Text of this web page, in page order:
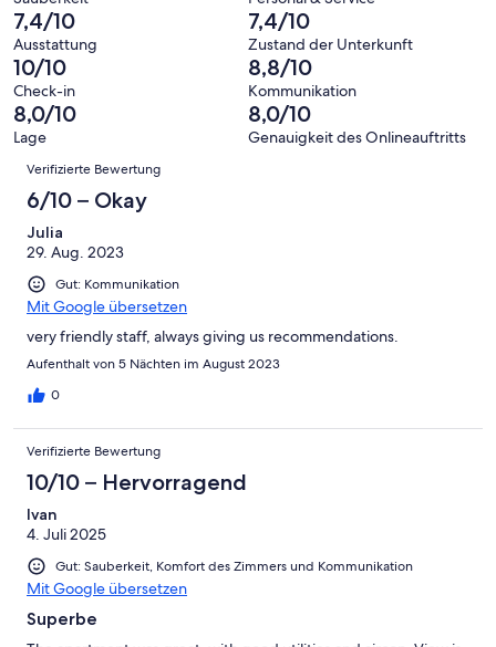
-
Hervorragend
8
-
Gut
Bewertung
von
6
-
Okay
eine
Bewertung
von
4
-
Schlecht
Gästebewertungen
haben
eine
Bewertung
von
2
Ungenügend
7,4/10
Ausstattung
7,4/10
Zustand der Unterkunft
10/10
Check-in
8,8/10
Kommunikation
8,0/10
Lage
8,0/10
Genauigkeit des Onlineauftritts
Bewertungen
Verifizierte Bewertung
6/10 – Okay
Julia
29. Aug. 2023
Gut: Kommunikation
Mit Google übersetzen
very friendly staff, always giving us recommendations.
Aufenthalt von 5 Nächten im August 2023
0
Verifizierte Bewertung
10/10 – Hervorragend
Ivan
4. Juli 2025
Gut: Sauberkeit, Komfort des Zimmers und Kommunikation
Mit Google übersetzen
Superbe